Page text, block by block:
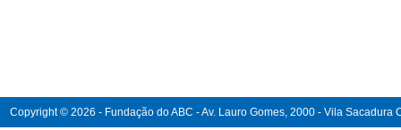
Copyright © 2026 - Fundação do ABC - Av. Lauro Gomes, 2000 - Vila